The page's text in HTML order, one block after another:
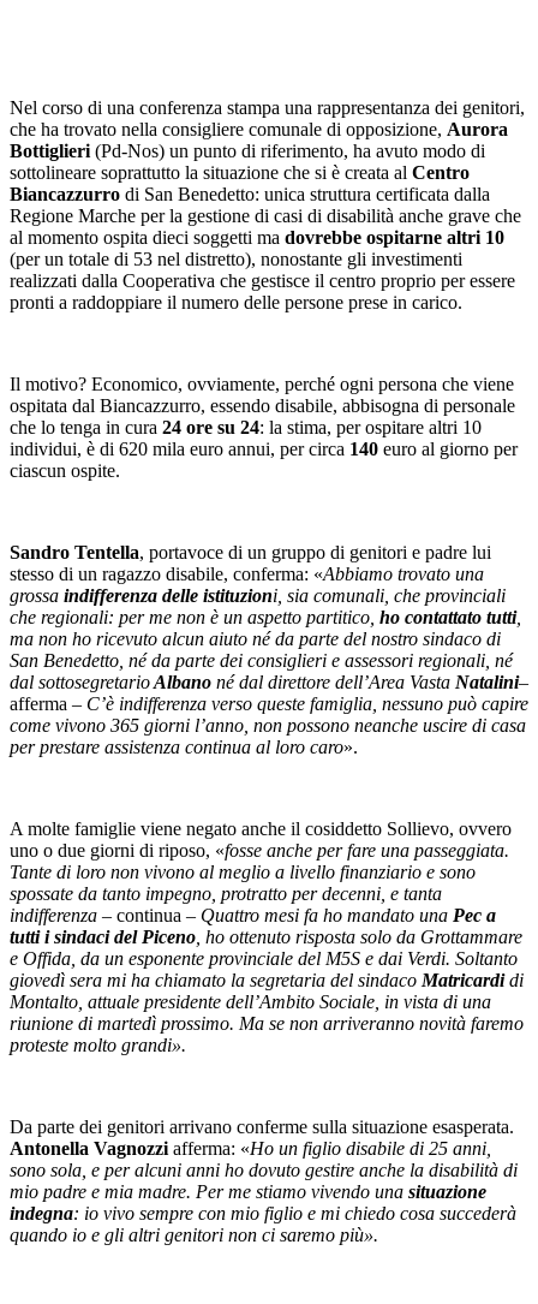
Nel corso di una conferenza stampa una rappresentanza dei genitori,
che ha trovato nella consigliere comunale di opposizione, Aurora
Bottiglieri (Pd-Nos) un punto di riferimento, ha avuto modo di
sottolineare soprattutto la situazione che si è creata al Centro
Biancazzurro di San Benedetto: unica struttura certificata dalla
Regione Marche per la gestione di casi di disabilità anche grave che
al momento ospita dieci soggetti ma dovrebbe ospitarne altri 10
(per un totale di 53 nel distretto), nonostante gli investimenti
realizzati dalla Cooperativa che gestisce il centro proprio per essere
pronti a raddoppiare il numero delle persone prese in carico.
Il motivo? Economico, ovviamente, perché ogni persona che viene
ospitata dal Biancazzurro, essendo disabile, abbisogna di personale
che lo tenga in cura 24 ore su 24: la stima, per ospitare altri 10
individui, è di 620 mila euro annui, per circa 140 euro al giorno per
ciascun ospite.
Sandro Tentella, portavoce di un gruppo di genitori e padre lui
stesso di un ragazzo disabile, conferma: «Abbiamo trovato una
grossa indifferenza delle istituzioni, sia comunali, che provinciali
che regionali: per me non è un aspetto partitico, ho contattato tutti,
ma non ho ricevuto alcun aiuto né da parte del nostro sindaco di
San Benedetto, né da parte dei consiglieri e assessori regionali, né
dal sottosegretarioAlbano né dal direttore dell’Area Vasta Natalini–
afferma – C’è indifferenza verso queste famiglia, nessuno può capire
come vivono 365 giorni l’anno, non possono neanche uscire di casa
per prestare assistenza continua al loro caro».
A molte famiglie viene negato anche il cosiddetto Sollievo, ovvero
uno o due giorni di riposo, «fosse anche per fare una passeggiata.
Tante di loro non vivono al meglio a livello finanziario e sono
spossate da tanto impegno, protratto per decenni, e tanta
indifferenza – continua – Quattro mesi fa ho mandato una Pec a
tutti i sindaci del Piceno , ho ottenuto risposta solo da Grottammare
e Offida, da un esponente provinciale del M5S e dai Verdi. Soltanto
giovedì sera mi ha chiamato la segretaria del sindaco Matricardidi
Montalto, attuale presidente dell’Ambito Sociale, in vista di una
riunione di martedì prossimo. Ma se non arriveranno novità faremo
proteste molto grandi».
Da parte dei genitori arrivano conferme sulla situazione esasperata.
Antonella Vagnozzi afferma: «Ho un figlio disabile di 25 anni,
sono sola, e per alcuni anni ho dovuto gestire anche la disabilità di
mio padre e mia madre. Per me stiamo vivendo una situazione
indegna: io vivo sempre con mio figlio e mi chiedo cosa succederà
quando io e gli altri genitori non ci saremo più».